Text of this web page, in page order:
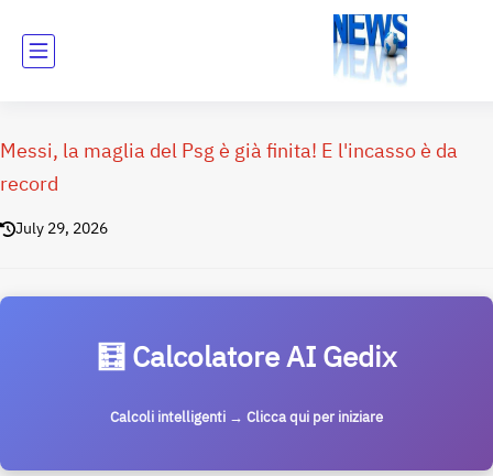
Messi, la maglia del Psg è già finita! E l'incasso è da
record
July 29, 2026
🧮 Calcolatore AI Gedix
Calcoli intelligenti → Clicca qui per iniziare